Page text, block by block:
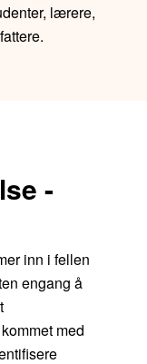
lærere,
-
inn i fellen
engang å
med